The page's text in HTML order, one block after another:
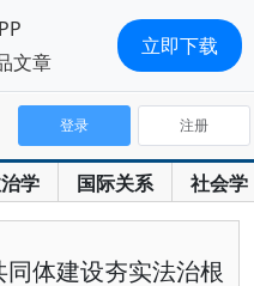
学 国际关系 社会学
登录 注册
体建设夯实法治根
文章
立即下载